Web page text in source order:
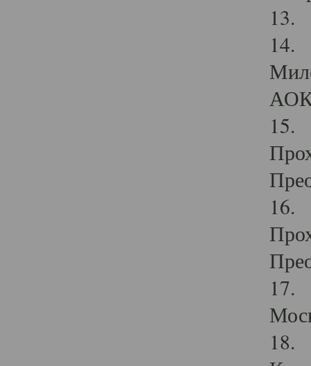
13.
14.
15.
16.
17.
18.